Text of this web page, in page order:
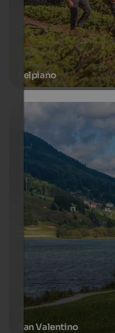
Belpiano
San Valentino